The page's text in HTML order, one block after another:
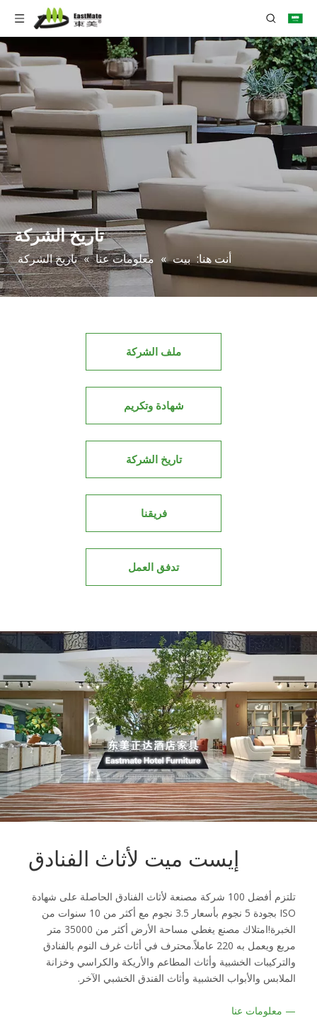
تاريخ الشركة
أنت هنا: بيت » معلومات عنا » تاريخ الشركة
ملف الشركة
شهادة وتكريم
تاريخ الشركة
فريقنا
تدفق العمل
إيست ميت لأثاث الفنادق
تلتزم أفضل 100 شركة مصنعة لأثاث الفنادق الحاصلة على شهادة
ISO بجودة 5 نجوم بأسعار 3.5 نجوم مع أكثر من 10 سنوات من
الخبرة!امتلاك مصنع يغطي مساحة الأرض أكثر من 35000 متر
مربع ويعمل به 220 عاملاً.محترف في أثاث غرف النوم بالفنادق
والتركيبات الخشبية وأثاث المطاعم والأريكة والكراسي وخزانة
الملابس والأبواب الخشبية وأثاث الفندق الخشبي الآخر.
— معلومات عنا